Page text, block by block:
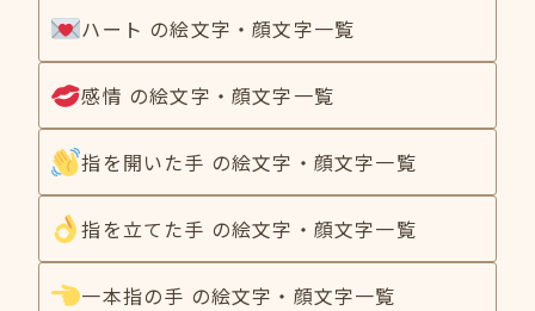
ハート の絵文字・顔文字一覧
感情 の絵文字・顔文字一覧
指を開いた手 の絵文字・顔文字一覧
指を立てた手 の絵文字・顔文字一覧
一本指の手 の絵文字・顔文字一覧